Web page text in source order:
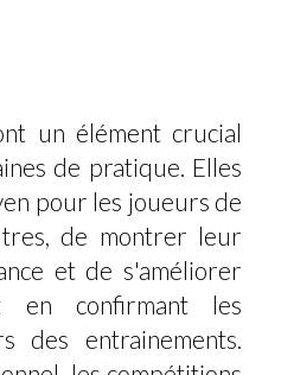
un élément crucial
de pratique. Elles
pour les joueurs de
de montrer leur
et de s'améliorer
en confirmant les
des entrainements.